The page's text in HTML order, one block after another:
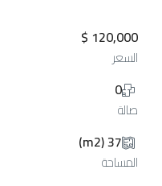
120,000 $
السعر
0
صالة
37 (m2)
المساحة